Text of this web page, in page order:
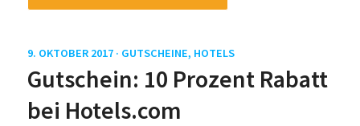
9. OKTOBER 2017 · GUTSCHEINE, HOTELS
Gutschein: 10 Prozent Rabatt
bei Hotels.com